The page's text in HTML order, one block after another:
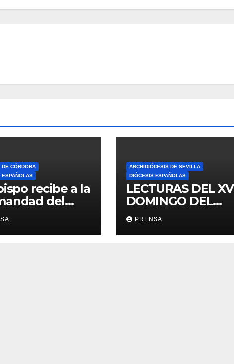
DE CÓRDOBA
ESPAÑOLAS
recibe a la
del
ARCHIDIÓCESIS DE SEVILLA
DIÓCESIS ESPAÑOLAS
LECTURAS DEL XV
DOMINGO DEL
TIEMPO
ORDINARIO (A)
PRENSA